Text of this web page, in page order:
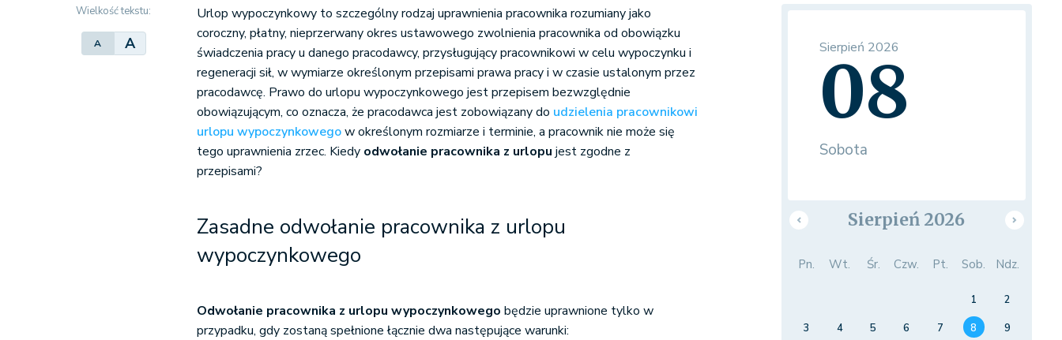
Wielkość tekstu:
A A
Urlop wypoczynkowy to szczególny rodzaj uprawnienia pracownika rozumiany jako
coroczny, płatny, nieprzerwany okres ustawowego zwolnienia pracownika od obowiązku
świadczenia pracy u danego pracodawcy, przysługujący pracownikowi w celu wypoczynku i
regeneracji sił, w wymiarze określonym przepisami prawa pracy i w czasie ustalonym przez
pracodawcę. Prawo do urlopu wypoczynkowego jest przepisem bezwzględnie
obowiązującym, co oznacza, że pracodawca jest zobowiązany do udzielenia pracownikowi
urlopu wypoczynkowegow określonym rozmiarze i terminie, a pracownik nie może się
tego uprawnienia zrzec. Kiedy odwołanie pracownika z urlopu jest zgodne z
przepisami?
Zasadne odwołanie pracownika z urlopu
wypoczynkowego
Odwołanie pracownika z urlopu wypoczynkowego będzie uprawnione tylko w
przypadku, gdy zostaną spełnione łącznie dwa następujące warunki:
Sierpień 2026
08
Sobota
Sierpień 2026
Pn. Wt. Śr. Czw. Pt. Sob. Ndz.
1
2
3
4 5 6 7 8
9